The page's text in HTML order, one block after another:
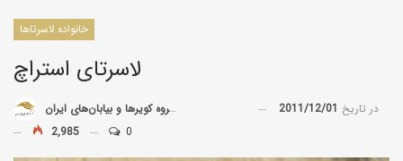
خانواده لاسرتاها
لاسرتای استراچ
توسط گروه کویرها و بیابان‌های ایران در تاریخ 2011/12/01
2,985
0